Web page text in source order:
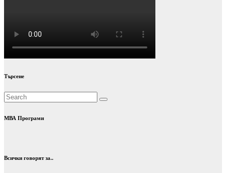
Търсене
МВА Програми
Всички говорят за..